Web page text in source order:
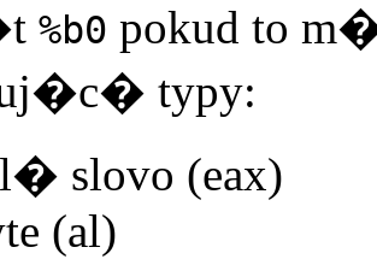
%b0 pokud to
typy:
slovo (eax)
(al)